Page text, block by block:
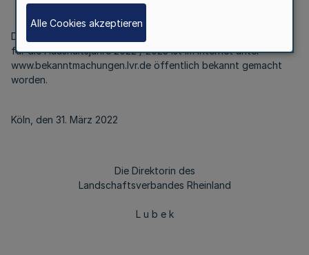
Die Haushaltssatzung des Landschaftsverbandes Rheinland
für die Haushaltsjahre 2022 / 2023 ist im Internet unter
www.bekanntmachungen.lvr.de öffentlich bekannt gemacht
worden.
Köln, den 31. März 2022
Die Direktorin des
Landschaftsverbandes Rheinland
L u b e k
Alle Cookies akzeptieren